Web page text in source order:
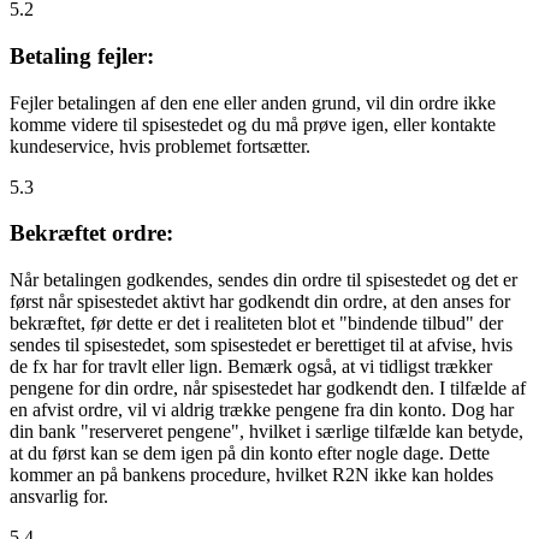
5.2
Betaling fejler:
Fejler betalingen af den ene eller anden grund, vil din ordre ikke
komme videre til spisestedet og du må prøve igen, eller kontakte
kundeservice, hvis problemet fortsætter.
5.3
Bekræftet ordre:
Når betalingen godkendes, sendes din ordre til spisestedet og det er
først når spisestedet aktivt har godkendt din ordre, at den anses for
bekræftet, før dette er det i realiteten blot et "bindende tilbud" der
sendes til spisestedet, som spisestedet er berettiget til at afvise, hvis
de fx har for travlt eller lign. Bemærk også, at vi tidligst trækker
pengene for din ordre, når spisestedet har godkendt den. I tilfælde af
en afvist ordre, vil vi aldrig trække pengene fra din konto. Dog har
din bank "reserveret pengene", hvilket i særlige tilfælde kan betyde,
at du først kan se dem igen på din konto efter nogle dage. Dette
kommer an på bankens procedure, hvilket R2N ikke kan holdes
ansvarlig for.